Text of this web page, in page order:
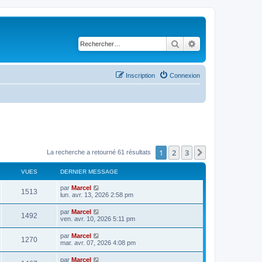
Rechercher
Connexion
Inscription
La recherche a retourné 61 résultats 1 2 3
VUES DERNIER MESSAGE
1513
u
s
D
e
i
e
r
m
e
s
s
par Marcel
lun. avr. 13, 2026 2:58 pm
1492
u
D
e
i
e
r
m
par Marcel
ven. avr. 10, 2026 5:11 pm
1270V
u
D
e
par Marcel
mar. avr. 07, 2026 4:08 pm
D
par Marcel